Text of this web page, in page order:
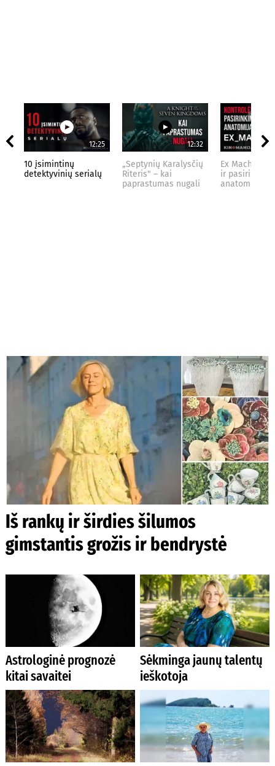
12:25
10 įsimintinų
detektyvinių serialų
12:32
„Septynių Karalysčių
Riteris" – kai
paprastumas nugali
Ex Machina:
ir pasirinkimo
anatomija
Iš rankų ir širdies šilumos
gimstantis grožis ir bendrystė
Astrologinė prognozė
kitai savaitei
Sėkminga jaunų talentų
ieškotoja